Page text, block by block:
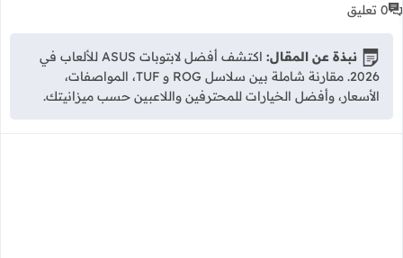
0 تعليق
نبذة عن المقال:
اكتشف أفضل لابتوبات ASUS للألعاب في
2026. مقارنة شاملة بين سلاسل ROG و TUF، المواصفات،
الأسعار، وأفضل الخيارات للمحترفين واللاعبين حسب ميزانيتك.